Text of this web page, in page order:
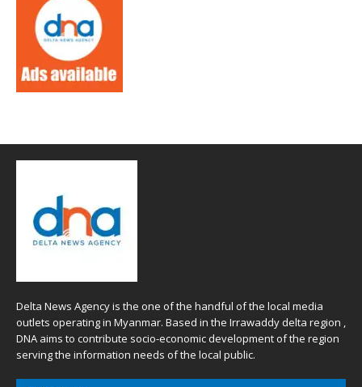
Delta News Agency is the one of the handful of the local media
outlets operating in Myanmar. Based in the Irrawaddy delta region ,
DNA aims to contribute socio-economic development of the region
serving the information needs of the local public.